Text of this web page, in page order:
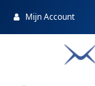
Mijn Account